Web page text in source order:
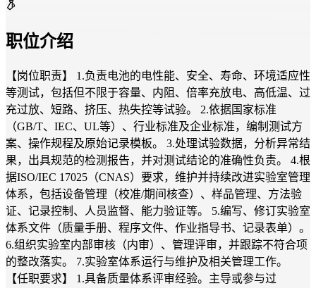
职位介绍
【岗位职责】 1.负责电池的电性能、安全、寿命、环境适应性
等测试，包括但不限于容量、内阻、倍率充放电、高低温、过
充过放、短路、挤压、热失控等试验。 2.依据国家标准
（GB/T、IEC、UL等）、行业标准及企业标准，编制测试方
案、操作规程及原始记录模板。 3.处理试验数据，分析异常结
果，出具规范的检测报告，并对测试结论的准确性负责。 4.根
据ISO/IEC 17025（CNAS）要求，维护并持续改进实验室管理
体系，包括设备管理（校准/期间核查）、样品管理、方法验
证、记录控制、人员监督、能力验证等。 5.编写、修订实验室
体系文件（质量手册、程序文件、作业指导书、记录表单）。
6.组织实验室内部审核（内审）、管理评审，并跟踪不符合项
的整改落实。 7.实验室体系运行与维护及相关管理工作。
【任职要求】 1.具备质量体系评审经验。主导或参与过